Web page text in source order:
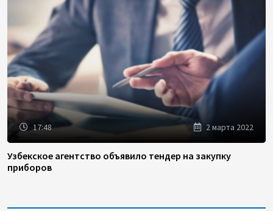
17:48 2 марта 2022
Узбекское агентство объявило тендер на закупку
приборов